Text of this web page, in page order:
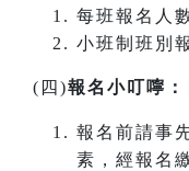
每班報名人
小班制班別
(四)報名小叮嚀：
報名前請事
素，經報名